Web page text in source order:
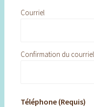
Courriel
Confirmation du courriel
Téléphone (Requis)